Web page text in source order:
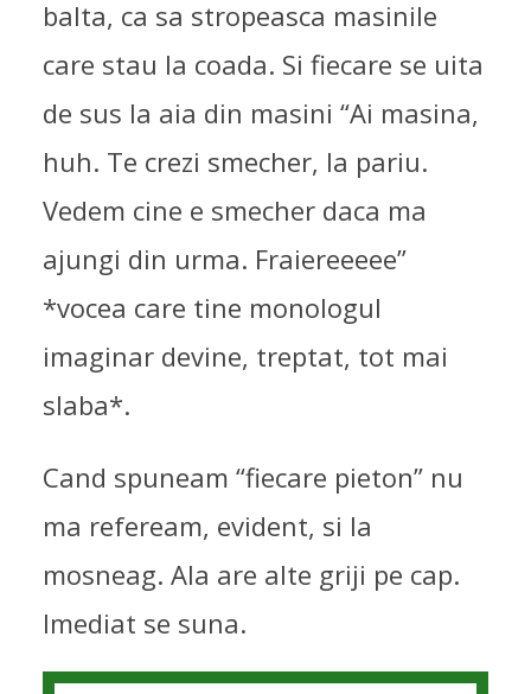
balta, ca sa stropeasca masinile
care stau la coada. Si fiecare se uita
de sus la aia din masini “Ai masina,
huh. Te crezi smecher, la pariu.
Vedem cine e smecher daca ma
ajungi din urma. Fraiereeeee”
*vocea care tine monologul
imaginar devine, treptat, tot mai
slaba*.
Cand spuneam “fiecare pieton” nu
ma refeream, evident, si la
mosneag. Ala are alte griji pe cap.
Imediat se suna.